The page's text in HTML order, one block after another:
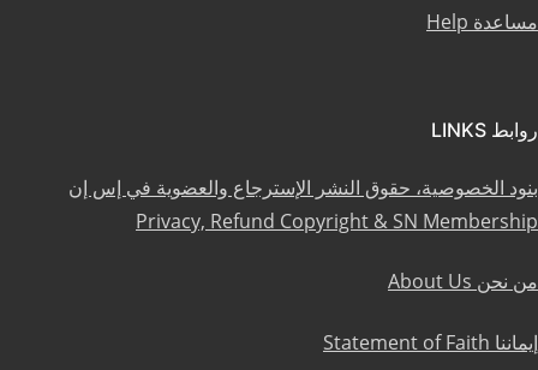
مساعدة Help
روابط LINKS
بنود الخصوصية، حقوق النشر الإسترجاع والعضوية في إس إن
Privacy, Refund Copyright & SN Membership
من نحن About Us
إيماننا Statement of Faith